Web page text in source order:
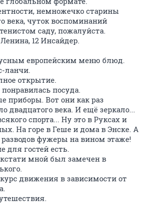
немножечко старины
века, чуток воспоминаний
саду, пожалуйста.
12 Инсайдер.
европейским меню блюд.
ланчи.
открытие.
посуда.
приборы. Вот они как раз
двадцатого века. И ещё зеркало...
спорта... Ну это в Руксах и
На горе в Геше и дома в Энске. А
фужеры на вином этаже!
для гостей есть.
мной был замечен в
движения в зависимости от